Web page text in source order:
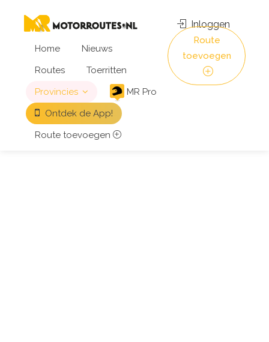
Home
Nieuws
Routes
Toerritten
Provincies
MR Pro
Ontdek de App!
Route toevoegen
Inloggen
Route
toevoegen